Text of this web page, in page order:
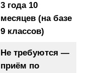
3 года 10
месяцев (на базе
9 классов)
Не требуются —
приём по